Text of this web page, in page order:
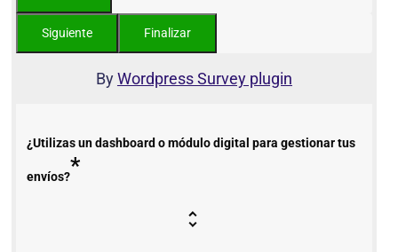
ByWordpress Survey plugin
¿Utilizas un dashboard o módulo digital para gestionar tus
envíos?*